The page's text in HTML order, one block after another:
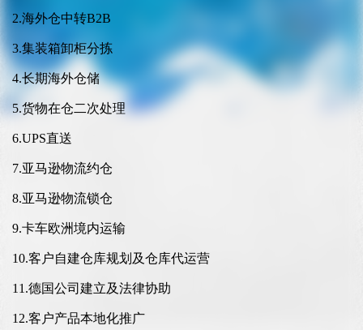
2.海外仓中转B2B
3.集装箱卸柜分拣
4.长期海外仓储
5.货物在仓二次处理
6.UPS直送
7.亚马逊物流约仓
8.亚马逊物流锁仓
9.卡车欧洲境内运输
10.客户自建仓库规划及仓库代运营
11.德国公司建立及法律协助
12.客户产品本地化推广